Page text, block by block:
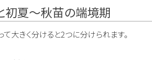
初夏～秋苗の端境期
大きく分けると2つに分けられます。